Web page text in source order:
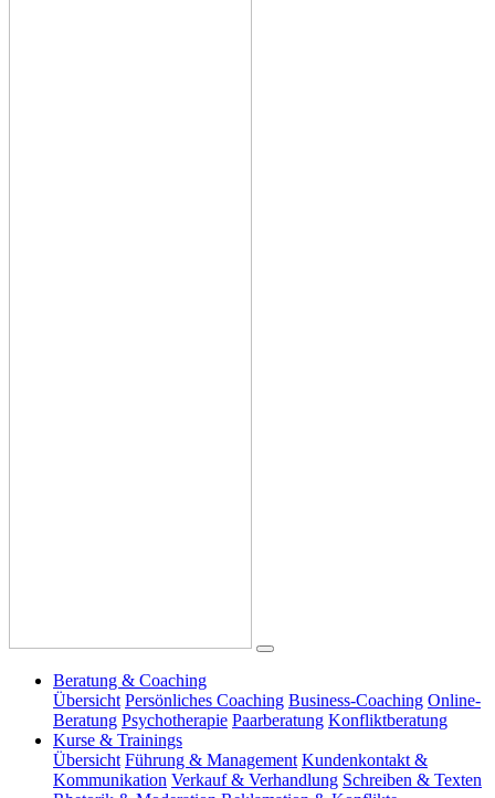
Beratung & Coaching
Übersicht Persönliches Coaching Business-Coaching Online-
Beratung Psychotherapie Paarberatung Konfliktberatung
Kurse & Trainings
Übersicht Führung & Management Kundenkontakt &
Kommunikation Verkauf & Verhandlung Schreiben & Texten